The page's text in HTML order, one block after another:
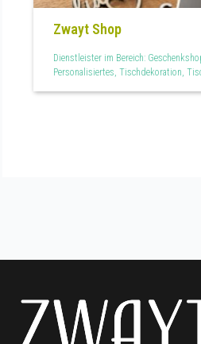
Zwayt Shop
Dienstleister im Bereich:
Personalisiertes, Tischdekoration,